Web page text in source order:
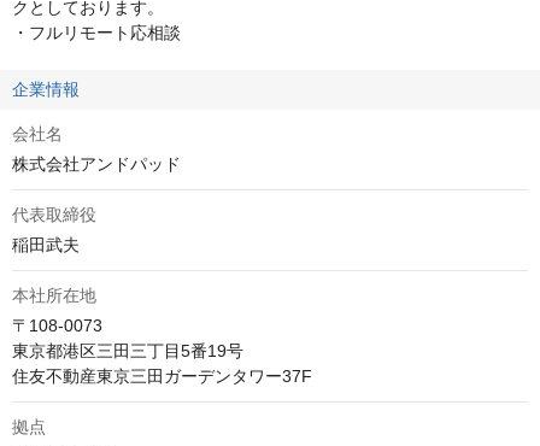
クとしております。
・フルリモート応相談
企業情報
会社名
株式会社アンドパッド
代表取締役
稲田武夫
本社所在地
〒108-0073
東京都港区三田三丁目5番19号
住友不動産東京三田ガーデンタワー37F
拠点